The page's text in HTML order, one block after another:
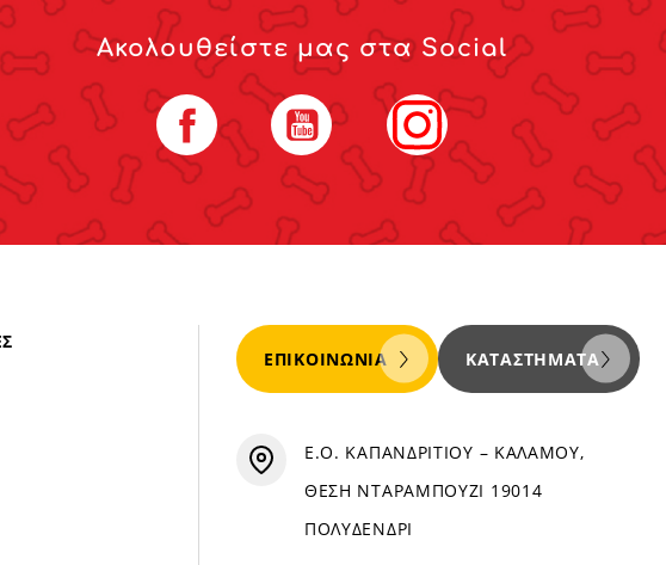
Ακολουθείστε μας στα Social
Facebook YouTube Instagram
ΕΠΙΚΟΙΝΩΝΊΑ ΚΑΤΑΣΤΉΜΑΤΑ
Ε.Ο. ΚΑΠΑΝΔΡΙΤΙΟΥ – ΚΑΛΑΜΟΥ,
ΘΕΣΗ ΝΤΑΡΑΜΠΟΥΖΙ 19014
ΠΟΛΥΔΕΝΔΡΙ